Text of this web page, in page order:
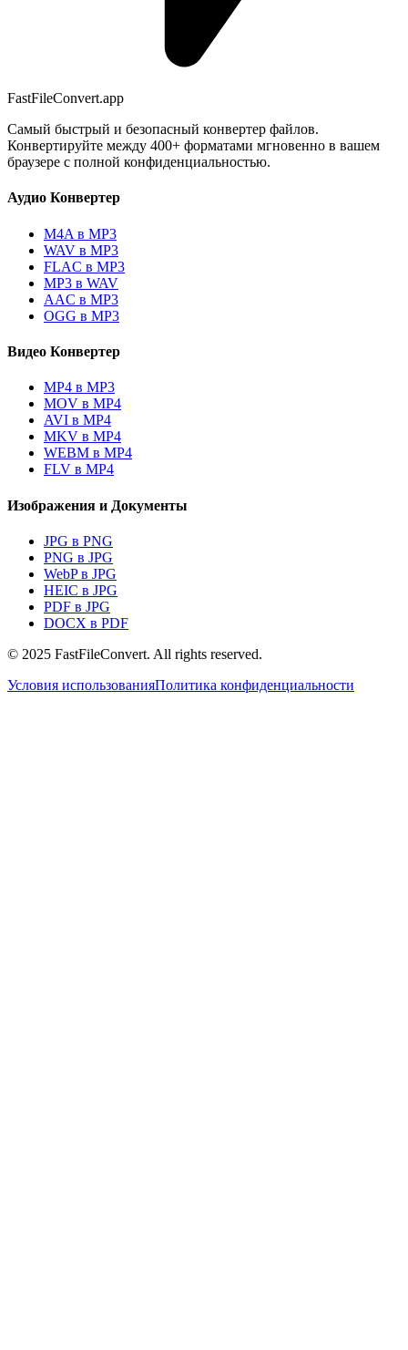
FastFileConvert.app
Самый быстрый и безопасный конвертер файлов.
Конвертируйте между 400+ форматами мгновенно в вашем
браузере с полной конфиденциальностью.
Аудио Конвертер
M4A в MP3
WAV в MP3
FLAC в MP3
MP3 в WAV
AAC в MP3
OGG в MP3
Видео Конвертер
MP4 в MP3
MOV в MP4
AVI в MP4
MKV в MP4
WEBM в MP4
FLV в MP4
Изображения и Документы
JPG в PNG
PNG в JPG
WebP в JPG
HEIC в JPG
PDF в JPG
DOCX в PDF
© 2025 FastFileConvert. All rights reserved.
Условия использованияПолитика конфиденциальности